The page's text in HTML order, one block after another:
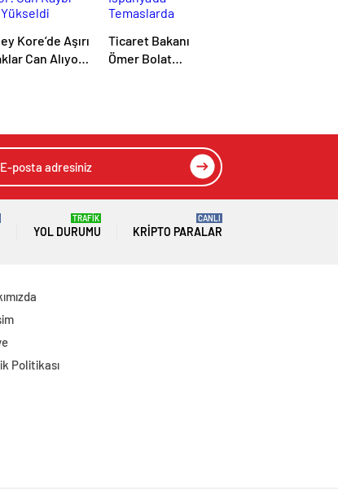
Kore’de Aşırı
Can Alıyor:
Ticaret Bakanı
Ömer Bolat
Hacmi
YOL DURUMU
TRAFİK
KRIPTO PARALAR
CANLI
Politikası